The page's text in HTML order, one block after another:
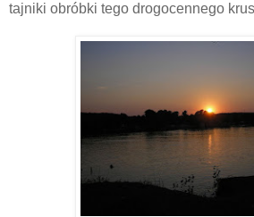
tajniki obróbki tego drogocennego